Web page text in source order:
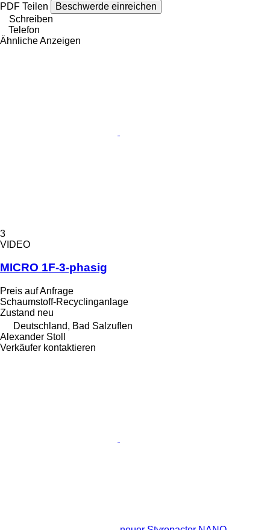
PDF Teilen
Beschwerde einreichen
Schreiben
Telefon
Ähnliche Anzeigen
3
VIDEO
MICRO 1F-3-phasig
Preis auf Anfrage
Schaumstoff-Recyclinganlage
Zustand neu
Deutschland, Bad Salzuflen
Alexander Stoll
Verkäufer kontaktieren